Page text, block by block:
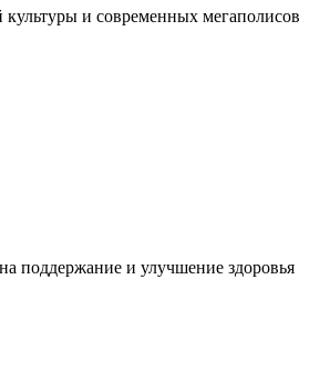
и современных мегаполисов
поддержание и улучшение здоровья